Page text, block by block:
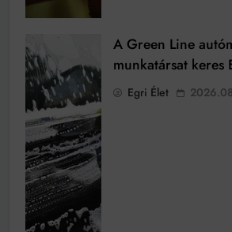
A Green Line
munkatársat keres
Egri Élet